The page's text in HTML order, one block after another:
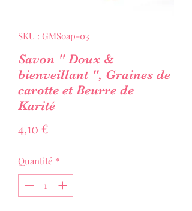
SKU : GMSoap-03
Savon " Doux &
bienveillant ", Graines de
carotte et Beurre de
Karité
4,10 €
Quantité *